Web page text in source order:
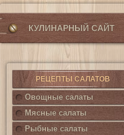
КУЛИНАРНЫЙ САЙТ
РЕЦЕПТЫ САЛАТОВ
Овощные салаты
Мясные салаты
Рыбные салаты